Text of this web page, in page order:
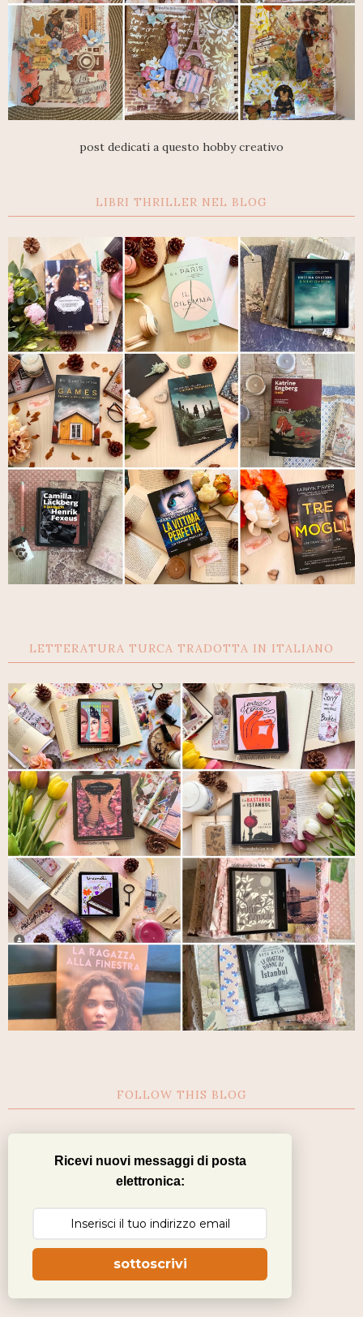
post dedicati a questo hobby creativo
LIBRI THRILLER NEL BLOG
LETTERATURA TURCA TRADOTTA IN ITALIANO
FOLLOW THIS BLOG
Ricevi nuovi messaggi di posta
elettronica:
sottoscrivi